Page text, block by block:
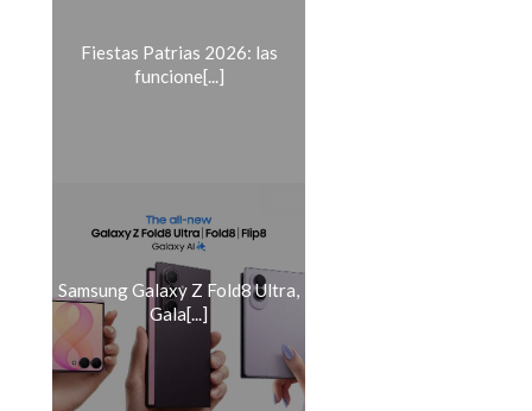
Fiestas Patrias 2026: las
funcione[...]
Samsung Galaxy Z Fold8 Ultra,
Gala[...]